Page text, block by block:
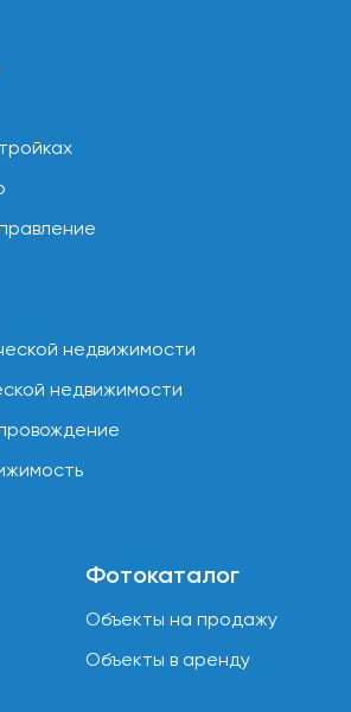
недвижимости
недвижимости
Фотокаталог
Объекты на продажу
Объекты в аренду